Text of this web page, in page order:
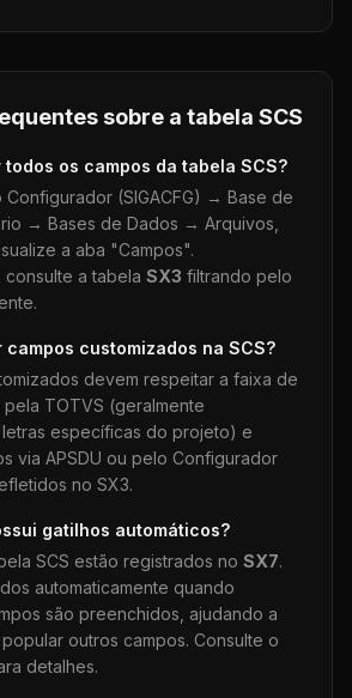
sobre a tabela SCS
os campos da tabela SCS?
Configurador (SIGACFG) → Base de
→ Bases de Dados → Arquivos,
a aba "Campos".
consulte a tabela SX3 filtrando pelo
campos customizados na SCS?
devem respeitar a faixa de
TOTVS (geralmente
específicas do projeto) e
via APSDU ou pelo Configurador
no SX3.
gatilhos automáticos?
SCS estão registrados no SX7.
automaticamente quando
são preenchidos, ajudando a
outros campos. Consulte o
detalhes.